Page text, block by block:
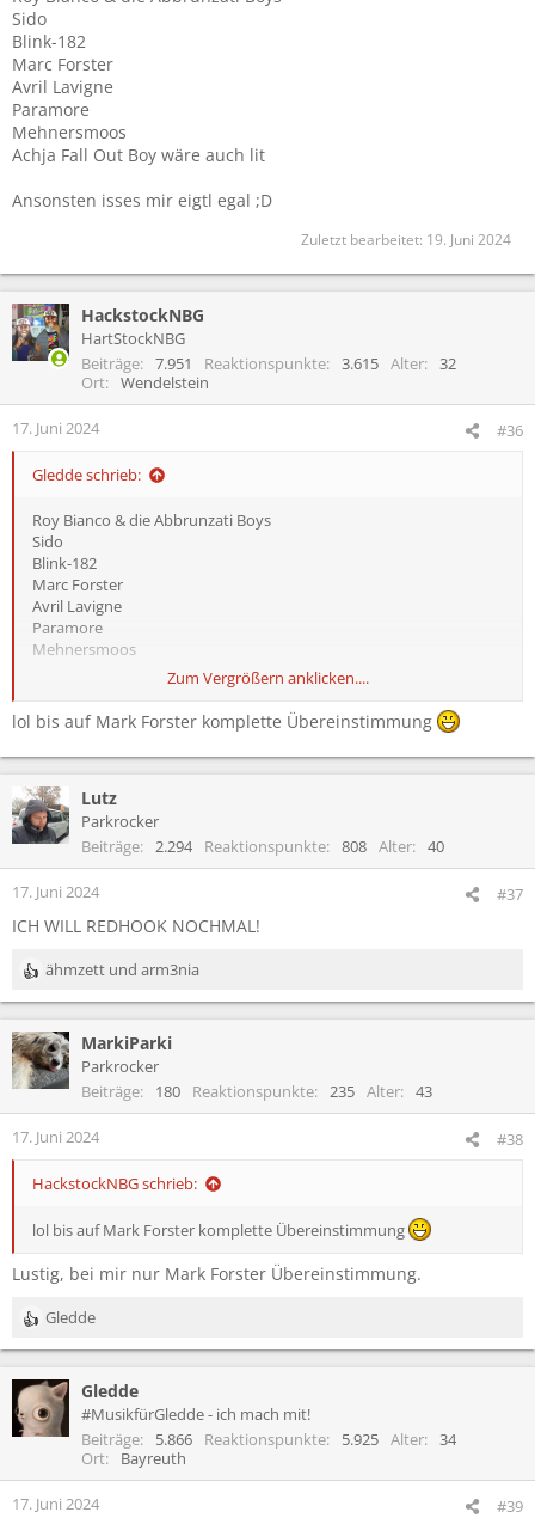
Sido
Blink-182
Marc Forster
Avril Lavigne
Paramore
Mehnersmoos
Achja Fall Out Boy wäre auch lit
Ansonsten isses mir eigtl egal ;D
Zuletzt bearbeitet: 19. Juni 2024
HackstockNBG
HartStockNBG
Beiträge
7.951 Reaktionspunkte 3.615 Alter
32
Ort
Wendelstein
17. Juni 2024 #36
Gledde schrieb:
Roy Bianco & die Abbrunzati Boys
Sido
Blink-182
Marc Forster
Avril Lavigne
Paramore
Mehnersmoos
Ansonsten isses mir eigtl egal ;D
Zum Vergrößern anklicken....
lol bis auf Mark Forster komplette Übereinstimmung
Lutz
Parkrocker
Beiträge
2.294 Reaktionspunkte 808 Alter 40
17. Juni 2024 #37
ICH WILL REDHOOK NOCHMAL!
R
e
k
t
i
n
ähmzett und arm3nia
MarkiParki
Parkrocker
Beiträge
180 Reaktionspunkte 235 Alter 43
17. Juni 2024 #38
HackstockNBG schrieb:
lol bis auf Mark Forster komplette Übereinstimmung
Lustig, bei mir nur Mark Forster Übereinstimmung.
R
e
k
t
i
n
e
Gledde
Gledde
#MusikfürGledde - ich mach mit!
Beiträge
5.866 Reaktionspunkte 5.925 Alter
34
Ort
Bayreuth
17. Juni 2024 #39